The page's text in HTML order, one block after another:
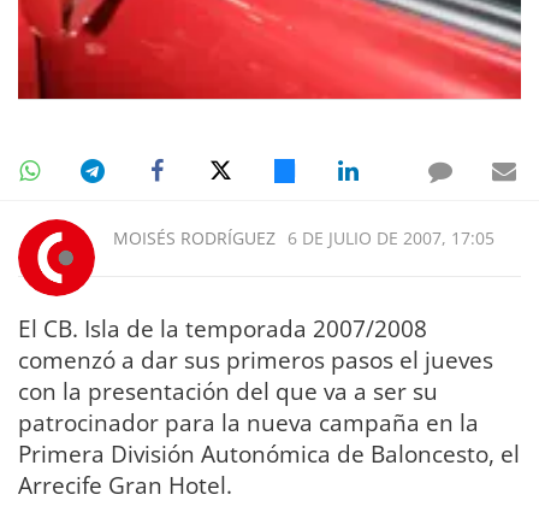
MOISÉS RODRÍGUEZ 6 DE JULIO DE 2007, 17:05
El CB. Isla de la temporada 2007/2008
comenzó a dar sus primeros pasos el jueves
con la presentación del que va a ser su
patrocinador para la nueva campaña en la
Primera División Autonómica de Baloncesto, el
Arrecife Gran Hotel.